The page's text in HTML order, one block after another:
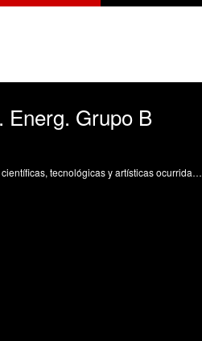
Energ. Grupo B
Divulgación de las actividades científicas, tecnológicas y artísticas ocurridas en los tres campus de la UPV